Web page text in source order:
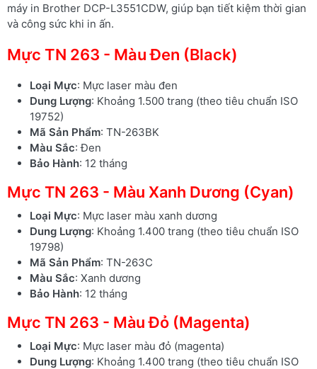
máy in Brother DCP-L3551CDW, giúp bạn tiết kiệm thời gian
và công sức khi in ấn.
Mực TN 263 - Màu Đen (Black)
Loại Mực: Mực laser màu đen
Dung Lượng: Khoảng 1.500 trang (theo tiêu chuẩn ISO
19752)
Mã Sản Phẩm: TN-263BK
Màu Sắc: Đen
Bảo Hành: 12 tháng
Mực TN 263 - Màu Xanh Dương (Cyan)
Loại Mực: Mực laser màu xanh dương
Dung Lượng: Khoảng 1.400 trang (theo tiêu chuẩn ISO
19798)
Mã Sản Phẩm: TN-263C
Màu Sắc: Xanh dương
Bảo Hành: 12 tháng
Mực TN 263 - Màu Đỏ (Magenta)
Loại Mực: Mực laser màu đỏ (magenta)
Dung Lượng: Khoảng 1.400 trang (theo tiêu chuẩn ISO